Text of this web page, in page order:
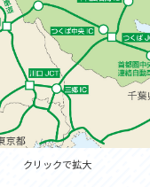
クリックで拡大